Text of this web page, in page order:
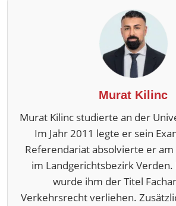
Murat Kilinc
Murat Kilinc studierte an der
Im Jahr 2011 legte er sein
Referendariat absolvierte er am
im Landgerichtsbezirk Verden.
wurde ihm der Titel
Verkehrsrecht verliehen.